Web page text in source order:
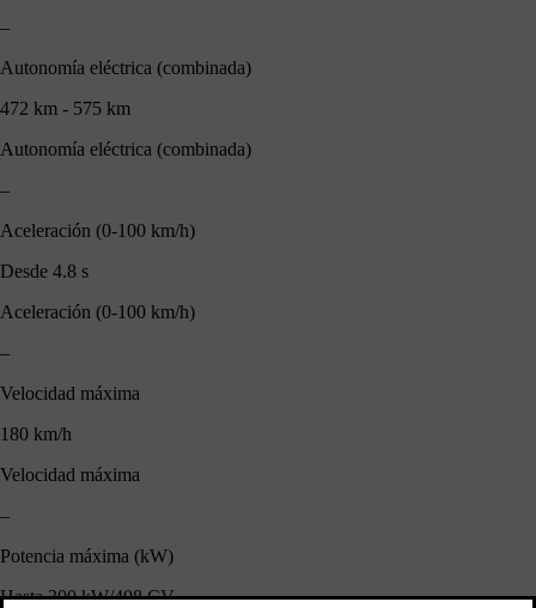
–
Autonomía eléctrica (combinada)
472 km - 575 km
Autonomía eléctrica (combinada)
–
Aceleración (0-100 km/h)
Desde 4.8 s
Aceleración (0-100 km/h)
–
Velocidad máxima
180 km/h
Velocidad máxima
–
Potencia máxima (kW)
Hasta 300 kW/408 CV